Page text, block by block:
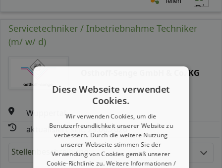
Servicetechniker / Inbetriebnahme Techniker
(m/ w/ d)
Osthoff-Senge GmbH & Co. KG
Wuppertal
aktualisiert seit: 29.06.2026
Stellenbeschreibung:
Diese Webseite verwendet
Cookies.
Wir verwenden Cookies, um die
Benutzerfreundlichkeit unserer Website zu
verbessern. Durch die weitere Nutzung
unserer Webseite stimmen Sie der
Verwendung von Cookies gemäß unserer
Cookie-Richtlinie zu.Weitere Informationen /